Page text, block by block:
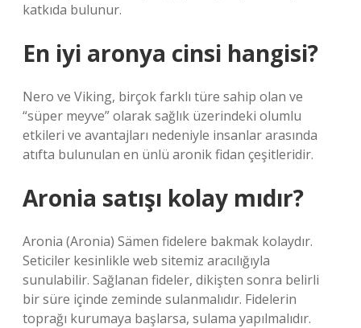
katkıda bulunur.
En iyi aronya cinsi hangisi?
Nero ve Viking, birçok farklı türe sahip olan ve
“süper meyve” olarak sağlık üzerindeki olumlu
etkileri ve avantajları nedeniyle insanlar arasında
atıfta bulunulan en ünlü aronik fidan çeşitleridir.
Aronia satışı kolay mıdır?
Aronia (Aronia) Sämen fidelere bakmak kolaydır.
Seticiler kesinlikle web sitemiz aracılığıyla
sunulabilir. Sağlanan fideler, dikişten sonra belirli
bir süre içinde zeminde sulanmalıdır. Fidelerin
toprağı kurumaya başlarsa, sulama yapılmalıdır.